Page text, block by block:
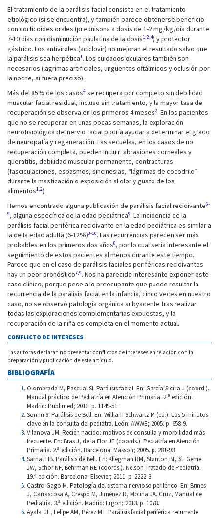
El tratamiento de la parálisis facial consiste en el tratamiento
etiológico (si se encuentra), y también parece obtenerse beneficio
con corticoides orales (prednisona a dosis de 1-2 mg/kg/día durante
7-10 días con disminución paulatina de la dosis1,2,4) y protector
gástrico. Los antivirales (aciclovir) no mejoran el resultado salvo que
la parálisis sea herpética1. Los cuidados oculares también son
necesarios (lagrimas artificiales, ungüentos oftálmicos y oclusión por
la noche, si fuera preciso).
Más del 85% de los casos4 se recupera por completo sin debilidad
muscular facial residual, incluso sin tratamiento, y la mayor tasa de
recuperación se observa en los primeros 4 meses2. En los pacientes
que no se recuperan en unas pocas semanas, la exploración
neurofisiológica del nervio facial podría ayudar a determinar el grado
de neuropatía y regeneración. Las secuelas, en los casos de no
recuperación completa, pueden incluir: abrasiones corneales y
queratitis, debilidad muscular permanente, contracturas
(fasciculaciones, espasmos, sincinesias, “lágrimas de cocodrilo”
durante la masticación o exposición al olor y gusto de los
alimentos1,2).
Hemos encontrado alguna publicación de parálisis facial recidivante6-
9, alguna específica de la edad pediátrica9. La incidencia de la
parálisis facial periférica recidivante en la edad pediátrica es similar a
la de la edad adulta (6-12%)8-10. Las recurrencias parecen ser más
probables en los primeros dos años8, por lo cual sería interesante el
seguimiento de estos pacientes al menos durante este tiempo.
Parece que en el caso de parálisis faciales periféricas recidivantes
hay un peor pronóstico7,9. Nos ha parecido interesante exponer este
caso clínico, porque pese a lo preocupante que puede resultar la
recurrencia de la parálisis facial en la infancia, cinco veces en nuestro
caso, no se observó patología orgánica subyacente tras realizar
todas las exploraciones complementarias expuestas, y la
recuperación de la niña es completa en el momento actual.
CONFLICTO DE INTERESES
Las autoras declaran no presentar conflictos de intereses en relación con la
preparación y publicación de este artículo.
BIBLIOGRAFÍA
Olombrada M, Pascual SI. Parálisis facial. En: García-Sicilia J (coord.).
Manual práctico de Pediatría en Atención Primaria. 2.ª edición.
Madrid: Publimed; 2013. p. 1149-51.
Sonhn S. Parálisis de Bell. En: William Schwartz M (ed.). Los 5 minutos
clave en la consulta del pediatra. León: AWWE; 2005. p. 658-9.
Vilanova JM. Recién nacido: motivos de consulta y morbilidad más
frecuente. En: Bras J, de la Flor JE (coords.). Pediatría en Atención
Primaria. 2.ª edición. Barcelona: Masson; 2005. p. 281-93.
Sarnat HB. Parálisis de Bell. En: Kliegman RM, Stanton BF, St. Geme
JW, Schor NF, Behrman RE (coords.). Nelson Tratado de Pediatría.
19.ª edición. Barcelona: Elsevier; 2011. p. 2222-3.
Castro-Gago M. Patología del sistema nervioso periférico. En: Brines
J, Carrascosa A, Crespo M, Jiménez R, Molina JA. Cruz, Manual de
Pediatría. 3.ª edición. Madrid: Ergon; 2013. p. 1078.
Ayala GE, Felipe AM, Pérez MT. Parálisis facial periférica recurrente